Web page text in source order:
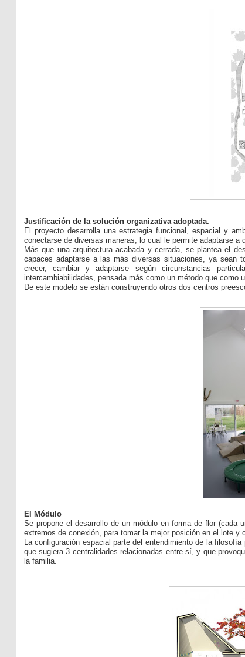
Justificación de la solución organizativa adoptada.
El proyecto desarrolla una estrategia funcional, espacial y
conectarse de diversas maneras, lo cual le permite adaptarse
Más que una arquitectura acabada y cerrada, se plantea el
capaces adaptarse a las más diversas situaciones, ya sean
crecer, cambiar y adaptarse según circunstancias
intercambiabilidades, pensada más como un método que
De este modelo se están construyendo otros dos centros
El Módulo
Se propone el desarrollo de un módulo en forma de flor
extremos de conexión, para tomar la mejor posición en el lote
La configuración espacial parte del entendimiento de la
que sugiera 3 centralidades relacionadas entre sí, y que
la familia.